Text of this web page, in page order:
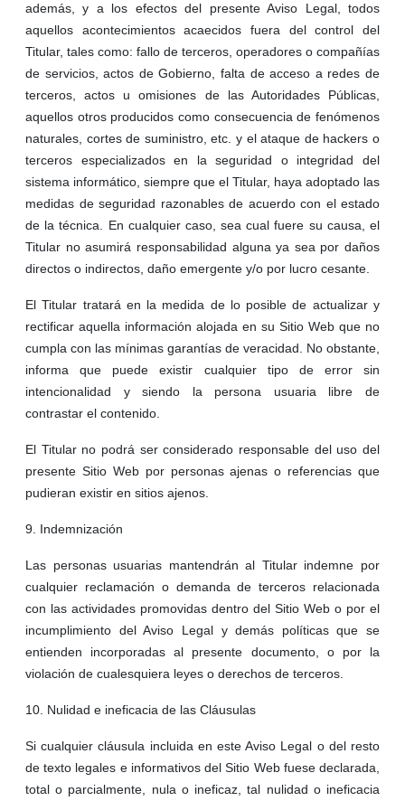
además, y a los efectos del presente Aviso Legal, todos
aquellos acontecimientos acaecidos fuera del control del
Titular, tales como: fallo de terceros, operadores o compañías
de servicios, actos de Gobierno, falta de acceso a redes de
terceros, actos u omisiones de las Autoridades Públicas,
aquellos otros producidos como consecuencia de fenómenos
naturales, cortes de suministro, etc. y el ataque de hackers o
terceros especializados en la seguridad o integridad del
sistema informático, siempre que el Titular, haya adoptado las
medidas de seguridad razonables de acuerdo con el estado
de la técnica. En cualquier caso, sea cual fuere su causa, el
Titular no asumirá responsabilidad alguna ya sea por daños
directos o indirectos, daño emergente y/o por lucro cesante.
El Titular tratará en la medida de lo posible de actualizar y
rectificar aquella información alojada en su Sitio Web que no
cumpla con las mínimas garantías de veracidad. No obstante,
informa que puede existir cualquier tipo de error sin
intencionalidad y siendo la persona usuaria libre de
contrastar el contenido.
El Titular no podrá ser considerado responsable del uso del
presente Sitio Web por personas ajenas o referencias que
pudieran existir en sitios ajenos.
9. Indemnización
Las personas usuarias mantendrán al Titular indemne por
cualquier reclamación o demanda de terceros relacionada
con las actividades promovidas dentro del Sitio Web o por el
incumplimiento del Aviso Legal y demás políticas que se
entienden incorporadas al presente documento, o por la
violación de cualesquiera leyes o derechos de terceros.
10. Nulidad e ineficacia de las Cláusulas
Si cualquier cláusula incluida en este Aviso Legal o del resto
de texto legales e informativos del Sitio Web fuese declarada,
total o parcialmente, nula o ineficaz, tal nulidad o ineficacia